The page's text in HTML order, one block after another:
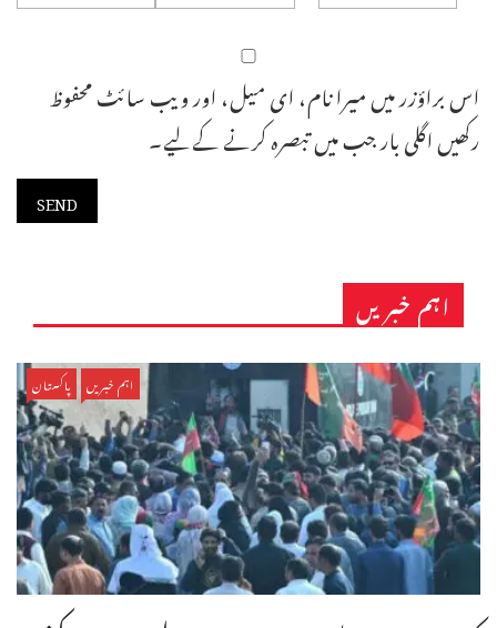
اس براؤزر میں میرا نام، ای میل، اور ویب سائٹ محفوظ
رکھیں اگلی بار جب میں تبصرہ کرنے کےلیے۔
اہم خبریں
اہم خبریں پاکستان